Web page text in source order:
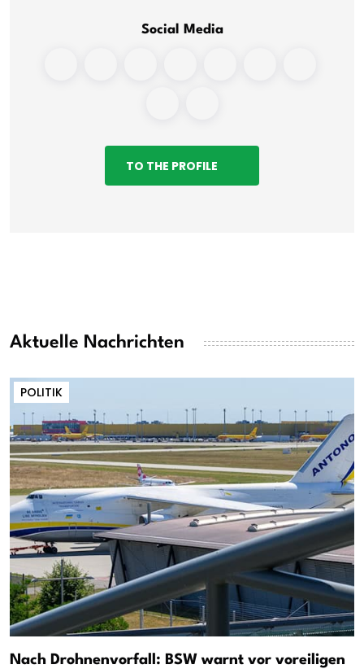
Social Media
TO THE PROFILE
Aktuelle Nachrichten
POLITIK
Nach Drohnenvorfall: BSW warnt vor voreiligen